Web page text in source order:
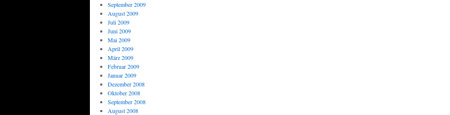
September 2009
August 2009
Juli 2009
Juni 2009
Mai 2009
April 2009
März 2009
Februar 2009
Januar 2009
Dezember 2008
Oktober 2008
September 2008
August 2008